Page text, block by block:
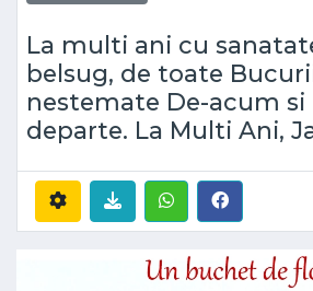
La multi ani cu
belsug, de toate
nestemate De-acum si
departe. La Multi Ani,